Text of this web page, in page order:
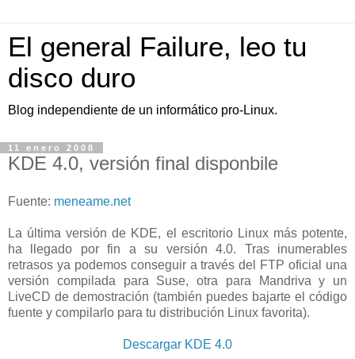
El general Failure, leo tu
disco duro
Blog independiente de un informático pro-Linux.
11 enero 2008
KDE 4.0, versión final disponbile
Fuente: meneame.net
La última versión de KDE, el escritorio Linux más potente,
ha llegado por fin a su versión 4.0. Tras inumerables
retrasos ya podemos conseguir a través del FTP oficial una
versión compilada para Suse, otra para Mandriva y un
LiveCD de demostración (también puedes bajarte el código
fuente y compilarlo para tu distribución Linux favorita).
Descargar KDE 4.0